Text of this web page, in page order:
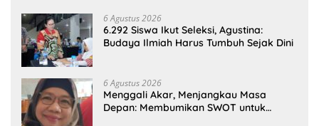
6 Agustus 2026
6.292 Siswa Ikut Seleksi, Agustina:
Budaya Ilmiah Harus Tumbuh Sejak Dini
6 Agustus 2026
Menggali Akar, Menjangkau Masa
Depan: Membumikan SWOT untuk